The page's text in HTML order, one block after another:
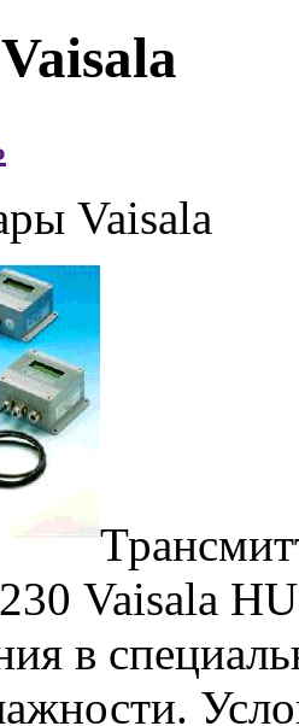
Vaisala
Vaisala
в